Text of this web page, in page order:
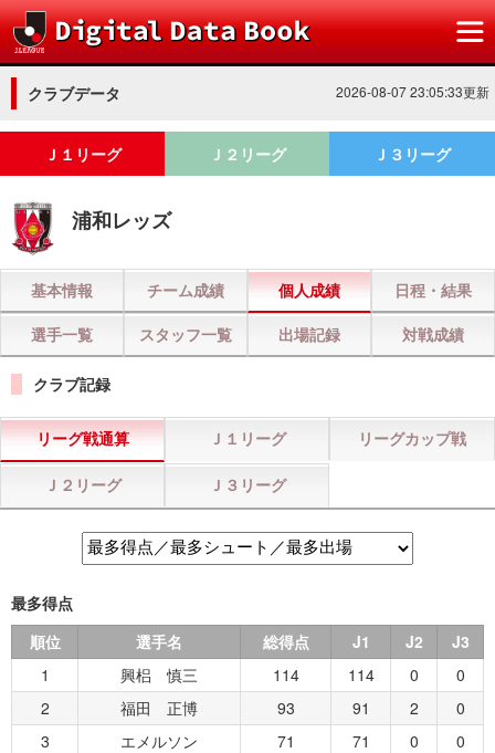
クラブデータ 2026-08-07 23:05:33更新
Ｊ１リーグ Ｊ２リーグ Ｊ３リーグ
浦和レッズ
基本情報 チーム成績 個人成績
日程・結果
選手一覧
スタッフ一覧 出場記録 対戦成績
クラブ記録
リーグ戦通算 Ｊ１リーグ リーグカップ戦
Ｊ２リーグ Ｊ３リーグ
最多得点
順位
選手名 総得点 J1 J2
J3
1
興梠 慎三 114 114 0
0
2
福田 正博 93 91 2
0
3
エメルソン 71 71 0
0